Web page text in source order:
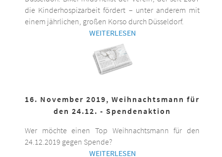
die Kinderhospizarbeit fördert – unter anderem mit
einem jährlichen, großen Korso durch Düsseldorf.
WEITERLESEN
16. November 2019, Weihnachtsmann für
den 24.12. - Spendenaktion
Wer möchte einen Top Weihnachtsmann für den
24.12.2019 gegen Spende?
WEITERLESEN